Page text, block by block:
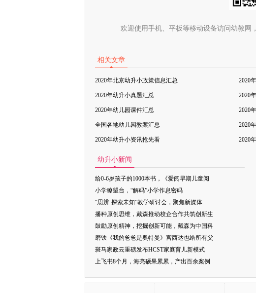
欢迎使用手机、平板等移动设备访问幼教网
相关文章
2020年北京幼升小政策信息汇总 2020
2020年幼升小真题汇总 2020
2020年幼儿园课件汇总 2020
全国各地幼儿园教案汇总 2020
2020年幼升小资讯抢先看 2020
幼升小新闻
给0-6岁孩子的1000本书，《爱阅早期儿童阅
小学瞭望台，“解码”小学作息密码
“思辨·探索未知”教学研讨会，聚焦新媒体
播种原创思维，戴森推动校企合作共筑创新生
鼓励原创精神，挖掘创新可能，戴森为中国科
磨铁《我的爸爸是奥特曼》宫西达也给所有父
斑马家政云重磅发布HCST家庭育儿新模式
上飞书8个月，海亮硕果累累，产出百余案例